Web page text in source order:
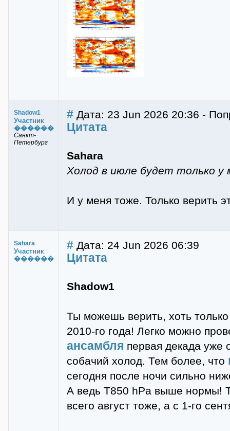
Shadow1
Участник
������
Санкт-
Петербург
# Дата: 23 Jun 2026 20:36 -
Цитата
Sahara
Холод в июле будет только у
И у меня тоже. Только верить
Sahara
Участник
������
# Дата: 24 Jun 2026 06:39
Цитата
Shadow1
Ты можешь верить, хоть
2010-го года! Легко можно
ансамбля первая декада уже
собачий холод. Тем более, что
сегодня после ночи сильно
А ведь Т850 hPa выше нормы!
всего август тоже, а с 1-го